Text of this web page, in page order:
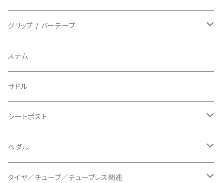
BIO RACER/ビオレーサー
BIKEYOKE/バイクヨーク
BLACKBURN/ブラックバーン
BLB/ビーエルビー
BLUEGRASS/ブルーグラス
BONTRAGER/ボントレガー
キャップ
その他
ビンディングペダル用
アクセサリー
シフターマウント
ステムスペーサー
ケーブル類
チェーンガイド／キャッチャー
チェーンリング
ディスクブレーキ
ドロップハンドル
フラット/ライザーバー
グリップ / バーテープ
グリップ
バーテープ
グリップカラー / バーエンドキャップ
ステム
サドル
シートポスト
ドロッパーポスト
シートクランプ
ペダル
ビンディングペダル
タイヤ／チューブ／チューブレス関連